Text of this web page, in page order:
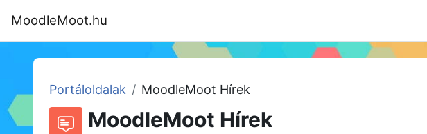
MoodleMoot.hu
Portáloldalak MoodleMoot Hírek
MoodleMoot Hírek